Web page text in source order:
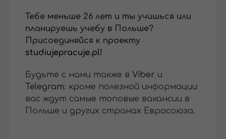
Тебе меньше 26 лет и ты учишься или
планируешь учебу в Польше?
Присоединяйся к проекту
studiujepracuje.pl!
Будьте с нами также в Viber и
Telegram: кроме полезной информации
вас ждут самые топовые вакансии в
Польше и других странах Евросоюза.